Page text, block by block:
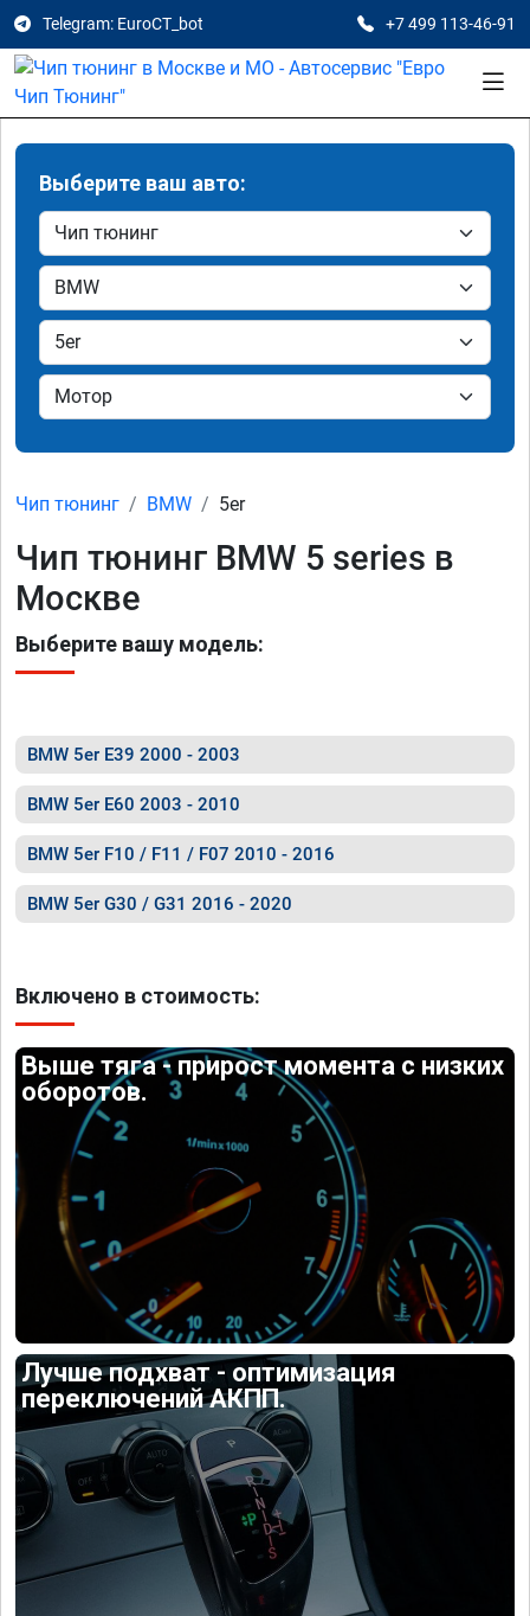
Telegram: EuroCT_bot +7 499 113-46-91
Выберите ваш авто:
Чип тюнинг BMW 5er
Чип тюнинг BMW 5 series в
Москве
Выберите вашу модель:
BMW 5er E39 2000 - 2003
BMW 5er E60 2003 - 2010
BMW 5er F10 / F11 / F07 2010 - 2016
BMW 5er G30 / G31 2016 - 2020
Включено в стоимость:
Выше тяга - прирост момента с низких
оборотов.
Лучше подхват - оптимизация
переключений АКПП.